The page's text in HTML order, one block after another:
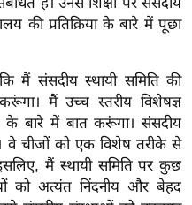
की प्रतिक्रिया के बारे में पूछा
मैं संसदीय स्थायी समिति की
मैं उच्च स्तरीय विशेषज्ञ
के बारे में बात करूंगा। संसदीय
वे चीजों को एक विशेष तरीके से
मैं स्थायी समिति पर कुछ
को अत्यंत निंदनीय और बेहद